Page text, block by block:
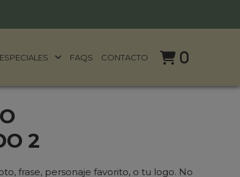
ESPECIALES FAQS CONTACTO 0
2
frase, personaje favorito, o tu logo. No